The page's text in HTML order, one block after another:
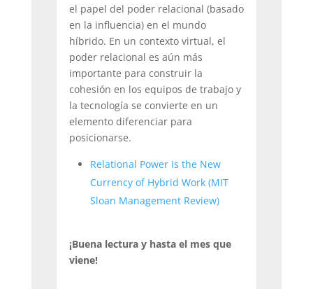
el papel del poder relacional (basado
en la influencia) en el mundo
híbrido. En un contexto virtual, el
poder relacional es aún más
importante para construir la
cohesión en los equipos de trabajo y
la tecnología se convierte en un
elemento diferenciar para
posicionarse.
Relational Power Is the New
Currency of Hybrid Work (MIT
Sloan Management Review)
¡Buena lectura y hasta el mes que
viene!